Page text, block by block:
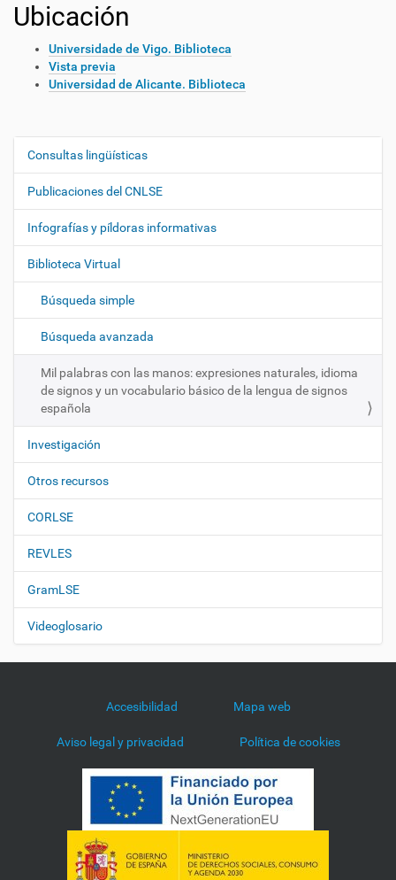
Ubicación
Universidade de Vigo. Biblioteca
Vista previa
Universidad de Alicante. Biblioteca
N
e
g
a
i
n
Consultas lingüísticas
Publicaciones del CNLSE
Infografías y píldoras informativas
Biblioteca Virtual
Búsqueda simple
Búsqueda avanzada
Mil palabras con las manos: expresiones naturales, idioma
de signos y un vocabulario básico de la lengua de signos
española
Investigación
Otros recursos
CORLSE
REVLES
GramLSE
Videoglosario
Accesibilidad Mapa web
Aviso legal y privacidad Política de cookies